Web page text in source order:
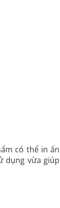
có thể in ấn
dụng vừa giúp